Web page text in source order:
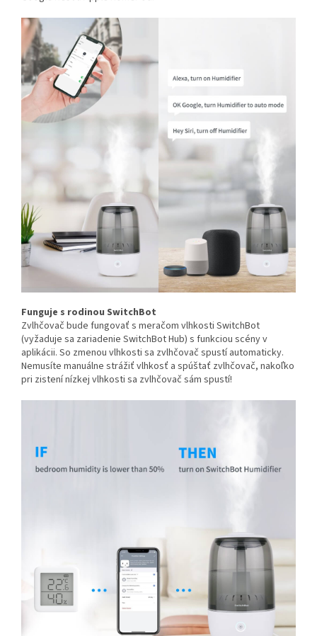
Funguje s rodinou SwitchBot
Zvlhčovač bude fungovať s meračom vlhkosti SwitchBot
(vyžaduje sa zariadenie SwitchBot Hub) s funkciou scény v
aplikácii. So zmenou vlhkosti sa zvlhčovač spustí automaticky.
Nemusíte manuálne strážiť vlhkosť a spúštať zvlhčovač, nakoľko
pri zistení nízkej vlhkosti sa zvlhčovač sám spustí!